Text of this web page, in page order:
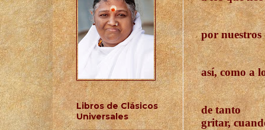
por nuestros
así, como a
de tanto
gritar,
Libros de Clásicos
Universales